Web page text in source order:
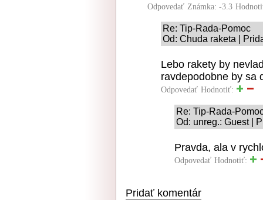
Odpovedať Známka: -3.3
Re: Tip-Rada-Pomoc
Od: Chuda raketa |
Lebo rakety by
ravdepodobne by sa
Odpovedať Hodnotiť:
Re: Tip-Rada-
Od: unreg.: Guest |
Pravda, ala v
Odpovedať Hodnotiť:
Pridať komentár